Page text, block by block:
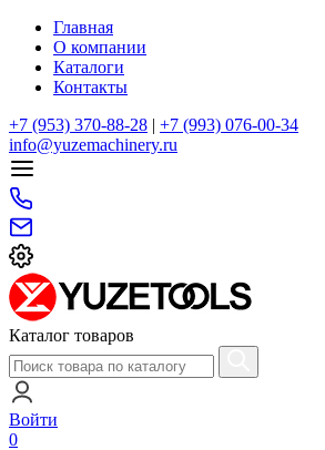
Главная
О компании
Каталоги
Контакты
+7 (953) 370-88-28 | +7 (993) 076-00-34
info@yuzemachinery.ru
Каталог товаров
Войти
0